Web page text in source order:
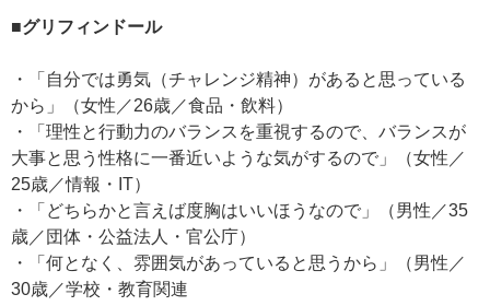
■グリフィンドール
・「自分では勇気（チャレンジ精神）があると思っている
から」（女性／26歳／食品・飲料）
・「理性と行動力のバランスを重視するので、バランスが
大事と思う性格に一番近いような気がするので」（女性／
25歳／情報・IT）
・「どちらかと言えば度胸はいいほうなので」（男性／35
歳／団体・公益法人・官公庁）
・「何となく、雰囲気があっていると思うから」（男性／
30歳／学校・教育関連